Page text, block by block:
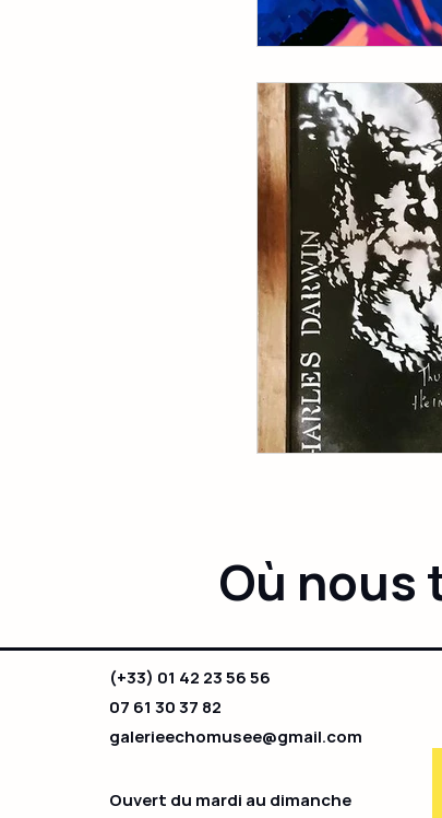
Où nous
(+33) 01 42 23 56 56
07 61 30 37 82
galerieechomusee@gmail.com
Ouvert du mardi au dimanche